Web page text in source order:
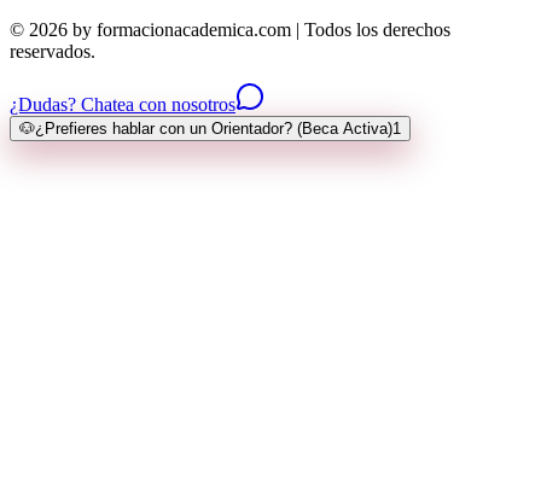
© 2026 by formacionacademica.com | Todos los derechos
reservados.
¿Dudas? Chatea con nosotros
🐶¿Prefieres hablar con un Orientador? (Beca Activa)1